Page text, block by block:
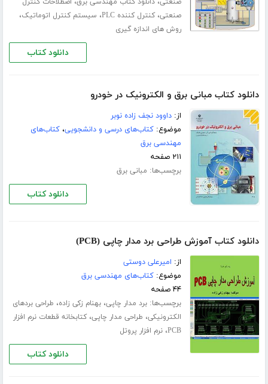
صنعتی دانلود کتاب مهندسی برق اصطلاحات کنترل
صنعتی،کنترل کننده PLC ، سیستم کنترل اتوماتیک،
روش های اندازه گیری
دانلود کتاب
دانلود کتاب مبانی برق و الکترونیک در خودرو
از:داوود نجف زاده نوبر
موضوع:کتاب‌های درسی و دانشجویی،کتاب‌های
مهندسی برق
۲۱۱ صفحه
برچسب‌ها: مبانی برق
دانلود کتاب
دانلود کتاب آموزش طراحی برد مدار چاپی (PCB)
از: امیرعلی دوستی
موضوع:کتاب‌های مهندسی برق
۴۴ صفحه
برچسب‌ها:برد مدار چاپی،بهنام زکی زاده، طراحی بردهای
الکترونیکی، طراحی مدار چاپی،کتابخانه قطعات نرم افزار
PCB،نرم افزار پروتل
دانلود کتاب